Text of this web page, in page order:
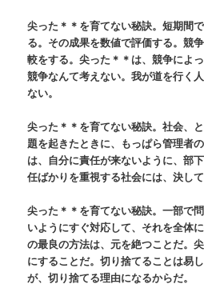
尖った＊＊を育てない秘訣。短期間
る。その成果を数値で評価する。競
較をする。尖った＊＊は、競争によ
競争なんて考えない。我が道を行く
ない。
尖った＊＊を育てない秘訣。社会、
題を起きたときに、もっぱら管理者
は、自分に責任が来ないように、部
任ばかりを重視する社会には、決し
尖った＊＊を育てない秘訣。一部で
いようにすぐ対応して、それを全体
の最良の方法は、元を絶つことだ。
にすることだ。切り捨てることは易
が、切り捨てる理由になるからだ。